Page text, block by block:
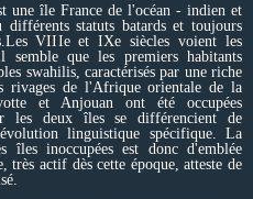
une île France de l'océan - indien et
statuts batards et toujours
VIIIe et IXe siècles voient les
semble que les premiers habitants
swahilis, caractérisés par une riche
rivages de l'Afrique orientale de la
et Anjouan ont été occupées
les deux îles se différencient de
linguistique spécifique. La
îles inoccupées est donc d'emblée
très actif dès cette époque, atteste de